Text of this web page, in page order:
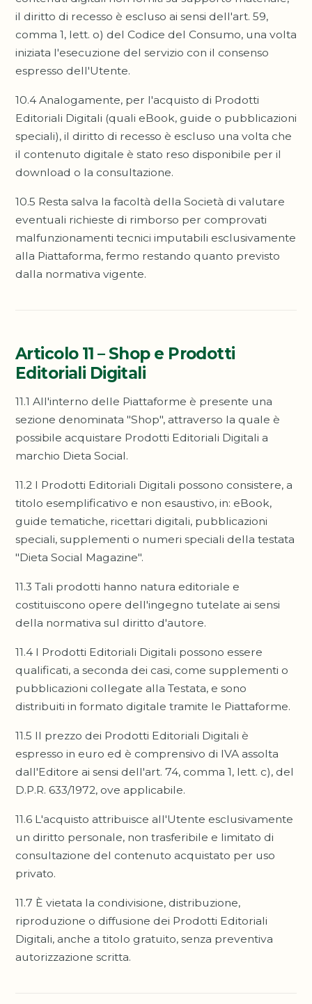
il diritto di recesso è escluso ai sensi dell'art. 59,
comma 1, lett. o) del Codice del Consumo, una volta
iniziata l'esecuzione del servizio con il consenso
espresso dell'Utente.
10.4 Analogamente, per l'acquisto di Prodotti
Editoriali Digitali (quali eBook, guide o pubblicazioni
speciali), il diritto di recesso è escluso una volta che
il contenuto digitale è stato reso disponibile per il
download o la consultazione.
10.5 Resta salva la facoltà della Società di valutare
eventuali richieste di rimborso per comprovati
malfunzionamenti tecnici imputabili esclusivamente
alla Piattaforma, fermo restando quanto previsto
dalla normativa vigente.
Articolo 11 – Shop e Prodotti
Editoriali Digitali
11.1 All'interno delle Piattaforme è presente una
sezione denominata "Shop", attraverso la quale è
possibile acquistare Prodotti Editoriali Digitali a
marchio Dieta Social.
11.2 I Prodotti Editoriali Digitali possono consistere, a
titolo esemplificativo e non esaustivo, in: eBook,
guide tematiche, ricettari digitali, pubblicazioni
speciali, supplementi o numeri speciali della testata
"Dieta Social Magazine".
11.3 Tali prodotti hanno natura editoriale e
costituiscono opere dell'ingegno tutelate ai sensi
della normativa sul diritto d'autore.
11.4 I Prodotti Editoriali Digitali possono essere
qualificati, a seconda dei casi, come supplementi o
pubblicazioni collegate alla Testata, e sono
distribuiti in formato digitale tramite le Piattaforme.
11.5 Il prezzo dei Prodotti Editoriali Digitali è
espresso in euro ed è comprensivo di IVA assolta
dall'Editore ai sensi dell'art. 74, comma 1, lett. c), del
D.P.R. 633/1972, ove applicabile.
11.6 L'acquisto attribuisce all'Utente esclusivamente
un diritto personale, non trasferibile e limitato di
consultazione del contenuto acquistato per uso
privato.
11.7 È vietata la condivisione, distribuzione,
riproduzione o diffusione dei Prodotti Editoriali
Digitali, anche a titolo gratuito, senza preventiva
autorizzazione scritta.